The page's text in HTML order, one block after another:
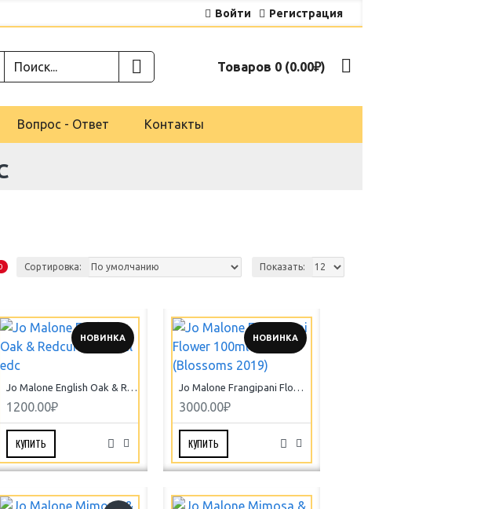
Войти Регистрация
Товаров 0 (0.00₽)
Вопрос - Ответ Контакты
Сортировка: Показать:
НОВИНКА
Jo Malone English Oak & Redcurrant 30ml edc
1200.00₽
КУПИТЬ
НОВИНКА
Jo Malone Frangipani Flower 100ml edc (Blossoms 2019)
3000.00₽
КУПИТЬ